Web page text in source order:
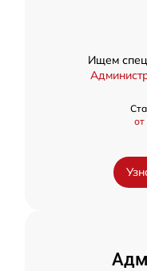
Ищем
от